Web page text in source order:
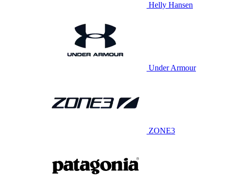
Helly Hansen
Under Armour
ZONE3